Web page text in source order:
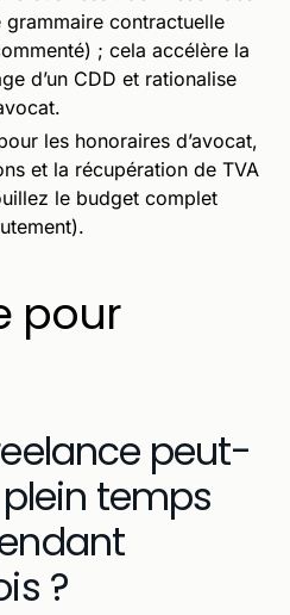
contractuelle
; cela accélère la
d’un CDD et rationalise
les honoraires d’avocat,
et la récupération de TVA
le budget complet
pour
peut-
temps
?